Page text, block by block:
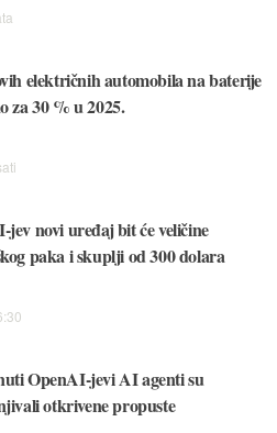
električnih automobila na baterije
za 30 % u 2025.
jev novi uređaj bit će veličine
paka i skuplji od 300 dolara
OpenAI-jevi AI agenti su
otkrivene propuste